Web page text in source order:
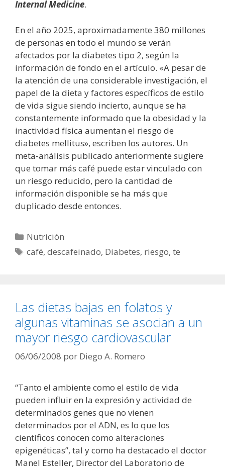
Internal Medicine.
En el año 2025, aproximadamente 380 millones
de personas en todo el mundo se verán
afectados por la diabetes tipo 2, según la
información de fondo en el artículo. «A pesar de
la atención de una considerable investigación, el
papel de la dieta y factores específicos de estilo
de vida sigue siendo incierto, aunque se ha
constantemente informado que la obesidad y la
inactividad física aumentan el riesgo de
diabetes mellitus», escriben los autores. Un
meta-análisis publicado anteriormente sugiere
que tomar más café puede estar vinculado con
un riesgo reducido, pero la cantidad de
información disponible se ha más que
duplicado desde entonces.
Categorías
Nutrición
Etiquetas
café,descafeinado, Diabetes, riesgo,te
Las dietas bajas en folatos y
algunas vitaminas se asocian a un
mayor riesgo cardiovascular
06/06/2008 por Diego A. Romero
“Tanto el ambiente como el estilo de vida
pueden influir en la expresión y actividad de
determinados genes que no vienen
determinados por el ADN, es lo que los
científicos conocen como alteraciones
epigenéticas”, tal y como ha destacado el doctor
Manel Esteller, Director del Laboratorio de